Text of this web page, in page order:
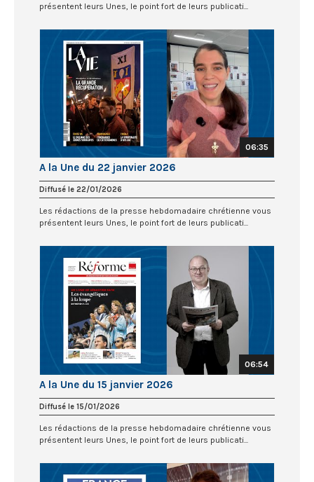
présentent leurs Unes, le point fort de leurs publicati...
06:35
A la Une du 22 janvier 2026
Diffusé le 22/01/2026
Les rédactions de la presse hebdomadaire chrétienne vous
présentent leurs Unes, le point fort de leurs publicati...
06:54
A la Une du 15 janvier 2026
Diffusé le 15/01/2026
Les rédactions de la presse hebdomadaire chrétienne vous
présentent leurs Unes, le point fort de leurs publicati...